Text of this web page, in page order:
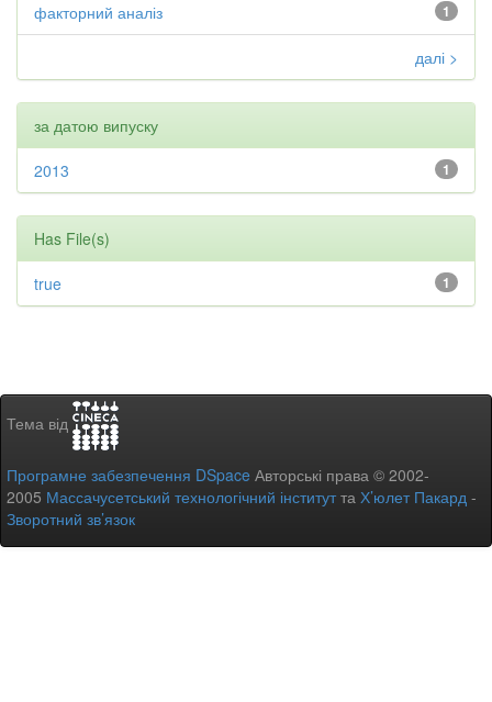
1
факторний аналіз
далі >
за датою випуску
1
2013
Has File(s)
1
true
Тема від
Програмне забезпечення DSpace Авторські права © 2002-
2005 Массачусетський технологічний інститутта Х’юлет Пакард -
Зворотний зв’язок